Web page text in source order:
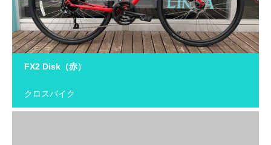
FX2 Disk（赤）
クロスバイク